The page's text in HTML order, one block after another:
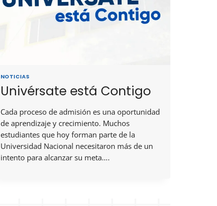
NOTICIAS
Univérsate está Contigo
Cada proceso de admisión es una oportunidad
de aprendizaje y crecimiento. Muchos
estudiantes que hoy forman parte de la
Universidad Nacional necesitaron más de un
intento para alcanzar su meta….